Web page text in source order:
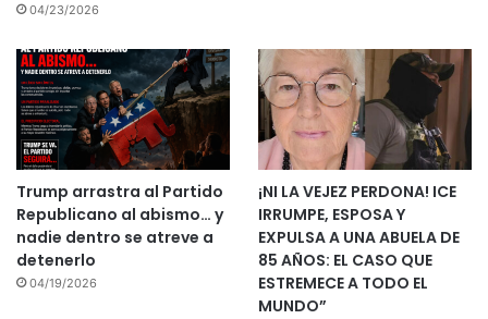
04/23/2026
Trump arrastra al Partido
Republicano al abismo… y
nadie dentro se atreve a
detenerlo
04/19/2026
¡NI LA VEJEZ PERDONA! ICE
IRRUMPE, ESPOSA Y
EXPULSA A UNA ABUELA DE
85 AÑOS: EL CASO QUE
ESTREMECE A TODO EL
MUNDO”